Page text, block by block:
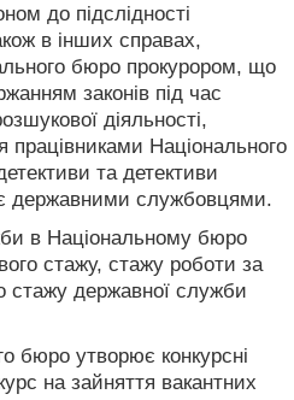
до підслідності
в інших справах,
бюро прокурором, що
законів під час
діяльності,
працівниками Національного
та детективи
державними службовцями.
в Національному бюро
стажу, стажу роботи за
стажу державної служби
бюро утворює конкурсні
на зайняття вакантних